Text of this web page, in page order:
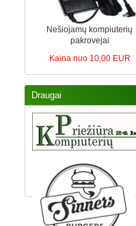
Nešiojamų kompiuterių
pakrovejai
Kaina nuo 10,00 EUR
Draugai